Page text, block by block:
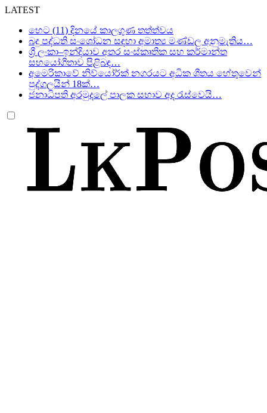
LATEST
හෙට (11) දිනයේ කාලගුණ තත්ත්වය
බදු පද්ධති සංශෝධන සඳහා අමාත්‍ය මණ්ඩල අනුමැතිය…
ශ්‍රී ලංකා–ඉන්දියාව අතර සංස්කෘතික සහ කර්මාන්ත
සහයෝගීතාව පිළිබඳ…
අමෙරිකාවේ නිව්යෝර්ක් නගරයට අධික ශීතය හේතුවෙන්
පුද්ගලයින් 18ක්…
ජනාධිපති අරමුදලේ පාලක සභාව අද රැස්වෙයි…